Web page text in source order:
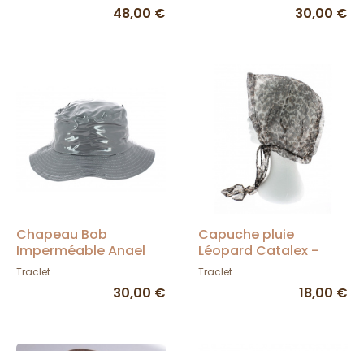
48,00 € 30,00 €
Chapeau Bob
Imperméable Anael
Gris- Traclet
Traclet
30,00 €
Capuche pluie
Léopard Catalex -
Traclet
Traclet
18,00 €